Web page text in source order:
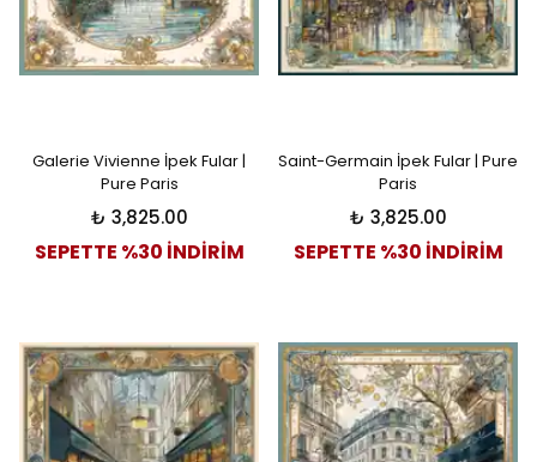
Galerie Vivienne İpek Fular |
Pure Paris
₺ 3,825.00
SEPETTE %30 İNDİRİM
Saint-Germain İpek Fular | Pure
Paris
₺ 3,825.00
SEPETTE %30 İNDİRİM